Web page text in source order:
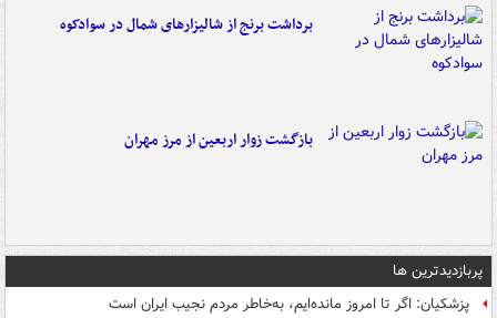
برداشت برنج از شالیزارهای شمال در سوادکوه
بازگشت زوار اربعین از مرز مهران
پربازدیدترین ها
پزشکیان: اگر تا امروز مانده‌ایم، به‌خاطر مردم نجیب ایران است